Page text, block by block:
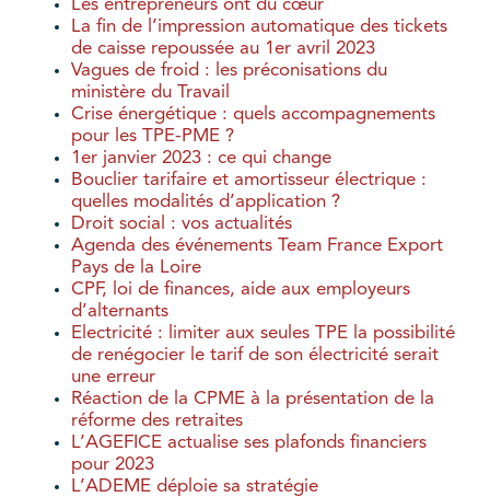
Les entrepreneurs ont du cœur
La fin de l’impression automatique des tickets
de caisse repoussée au 1er avril 2023
Vagues de froid : les préconisations du
ministère du Travail
Crise énergétique : quels accompagnements
pour les TPE-PME ?
1er janvier 2023 : ce qui change
Bouclier tarifaire et amortisseur électrique :
quelles modalités d’application ?
Droit social : vos actualités
Agenda des événements Team France Export
Pays de la Loire
CPF, loi de finances, aide aux employeurs
d’alternants
Electricité : limiter aux seules TPE la possibilité
de renégocier le tarif de son électricité serait
une erreur
Réaction de la CPME à la présentation de la
réforme des retraites
L’AGEFICE actualise ses plafonds financiers
pour 2023
L’ADEME déploie sa stratégie